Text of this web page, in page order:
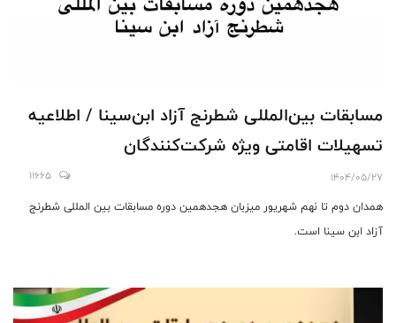
مسابقات بین‌المللی شطرنج آزاد ابن‌سینا / اطلاعیه
تسهیلات اقامتی ویژه شرکت‌کنندگان
1404/05/27
11665
همدان دوم تا نهم شهریور میزبان هجدهمین دوره مسابقات بین المللی شطرنج
آزاد ابن سینا است.